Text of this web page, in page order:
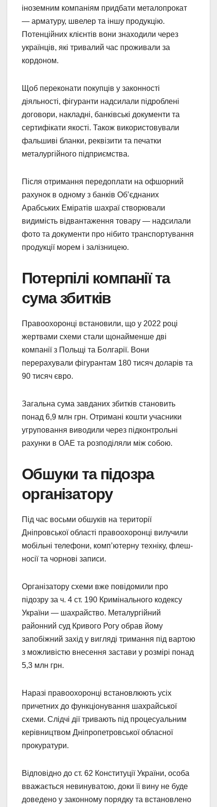
іноземним компаніям придбати металопрокат
— арматуру, швелер та іншу продукцію.
Потенційних клієнтів вони знаходили через
українців, які тривалий час проживали за
кордоном.
Щоб переконати покупців у законності
діяльності, фігуранти надсилали підроблені
договори, накладні, банківські документи та
сертифікати якості. Також використовували
фальшиві бланки, реквізити та печатки
металургійного підприємства.
Після отримання передоплати на офшорний
рахунок в одному з банків Обʼєднаних
Арабських Еміратів шахраї створювали
видимість відвантаження товару — надсилали
фото та документи про нібито транспортування
продукції морем і залізницею.
Потерпілі компанії та
сума збитків
Правоохоронці встановили, що у 2022 році
жертвами схеми стали щонайменше дві
компанії з Польщі та Болгарії. Вони
перерахували фігурантам 180 тисяч доларів та
90 тисяч євро.
Загальна сума завданих збитків становить
понад 6,9 млн грн. Отримані кошти учасники
угруповання виводили через підконтрольні
рахунки в ОАЕ та розподіляли між собою.
Обшуки та підозра
організатору
Під час восьми обшуків на території
Дніпровської області правоохоронці вилучили
мобільні телефони, комп’ютерну техніку, флеш-
носії та чорнові записи.
Організатору схеми вже повідомили про
підозру за ч. 4 ст. 190 Кримінального кодексу
України — шахрайство. Металургійний
районний суд Кривого Рогу обрав йому
запобіжний захід у вигляді тримання під вартою
з можливістю внесення застави у розмірі понад
5,3 млн грн.
Наразі правоохоронці встановлюють усіх
причетних до функціонування шахрайської
схеми. Слідчі дії тривають під процесуальним
керівництвом Дніпропетровської обласної
прокуратури.
Відповідно до ст. 62 Конституції України, особа
вважається невинуватою, доки її вину не буде
доведено у законному порядку та встановлено